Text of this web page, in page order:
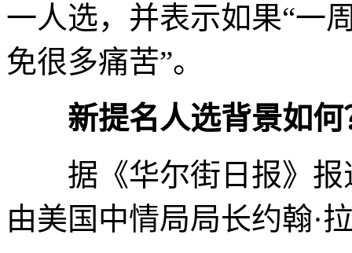
一人选，并表示如果“一
免很多痛苦”。
新提名人选背景如何
据《华尔街日报》报
由美国中情局局长约翰·